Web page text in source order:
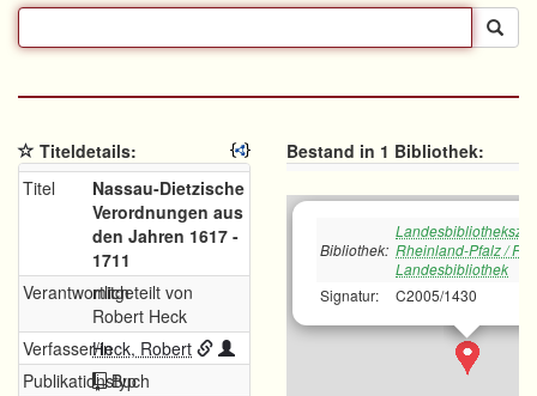
Titeldetails:
Titel
Nassau-Dietzische
Verordnungen aus
den Jahren 1617 -
1711
Verantwortlichmitgeteilt von
Robert Heck
Verfasser/inHeck, Robert
Publikationstyp
Buch
Bestand in 1 Bibliothek:
Bibliothek: Rheinland-Pfalz /
Landesbibliothek
Signatur:
C2005/1430